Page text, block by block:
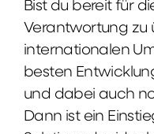
Bist du bereit für
Verantwortung zu
internationalen
besten
und dabei auch
Dann ist ein